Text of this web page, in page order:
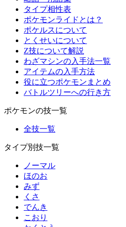
タイプ相性表
ポケモンライドとは？
ポケルスについて
とくせいについて
Z技について解説
わざマシンの入手法一覧
アイテムの入手方法
役に立つポケモンまとめ
バトルツリーへの行き方
ポケモンの技一覧
全技一覧
タイプ別技一覧
ノーマル
ほのお
みず
くさ
でんき
こおり